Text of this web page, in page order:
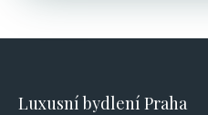
Luxusní bydlení Praha